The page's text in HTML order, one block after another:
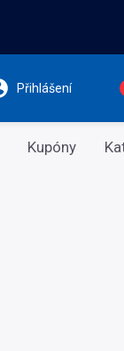
Přihlášení
Kupóny